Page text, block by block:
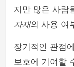
지만 많은 사람
자재의 사용 여
장기적인 관점
보호에 기여할